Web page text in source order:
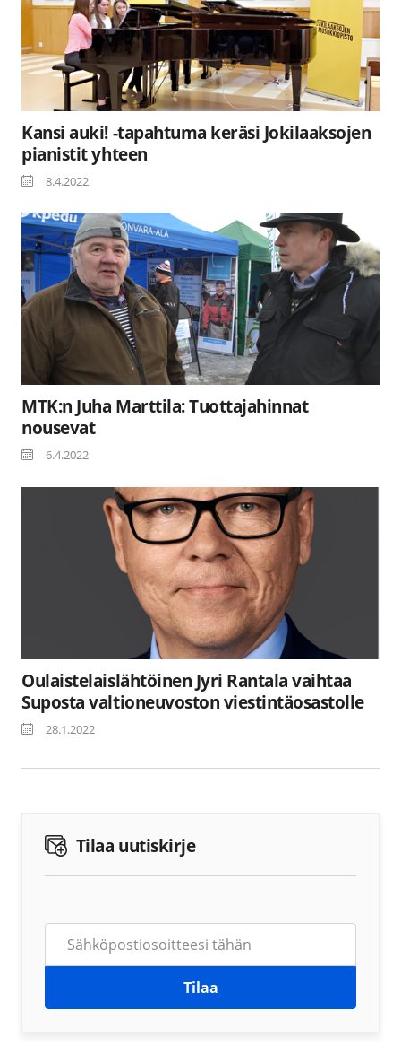
Kansi auki! -tapahtuma keräsi Jokilaaksojen
pianistit yhteen
8.4.2022
MTK:n Juha Marttila: Tuottajahinnat
nousevat
6.4.2022
Oulaistelaislähtöinen Jyri Rantala vaihtaa
Suposta valtioneuvoston viestintäosastolle
28.1.2022
Tilaa uutiskirje
Tilaa